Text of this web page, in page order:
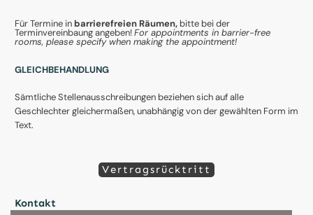
Für Termine inbarrierefreien Räumen, bitte bei der
Terminvereinbaung angeben!For appointments in barrier-free
rooms, please specify when making the appointment!
GLEICHBEHANDLUNG
Sämtliche Stellenausschreibungen beziehen sich auf alle
Geschlechter gleichermaßen, unabhängig von der gewählten Form im
Text.
Vertragsrücktritt
Kontakt